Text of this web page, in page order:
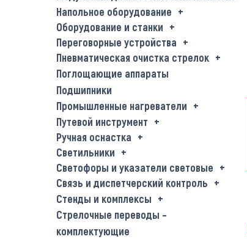
Напольное оборудование
Оборудование и станки
Переговорные устройства
Пневматическая очистка стрелок
Поглощающие аппараты
Подшипники
Промышленные нагреватели
Путевой инструмент
Ручная оснастка
Светильники
Светофоры и указатели световые
Связь и диспетчерский контроль
Стенды и комплексы
Стрелочные переводы –
комплектующие